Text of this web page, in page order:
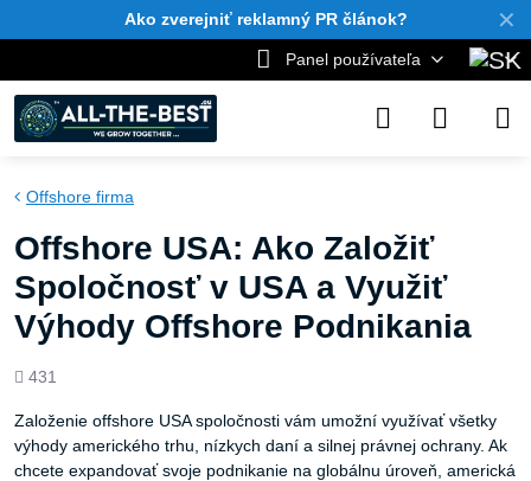
✕
Ako zverejniť reklamný PR článok?
Panel používateľa
Offshore firma
Offshore USA: Ako Založiť
Spoločnosť v USA a Využiť
Výhody Offshore Podnikania
Počet
431
Založenie offshore USA spoločnosti vám umožní využívať všetky
výhody amerického trhu, nízkych daní a silnej právnej ochrany. Ak
chcete expandovať svoje podnikanie na globálnu úroveň, americká